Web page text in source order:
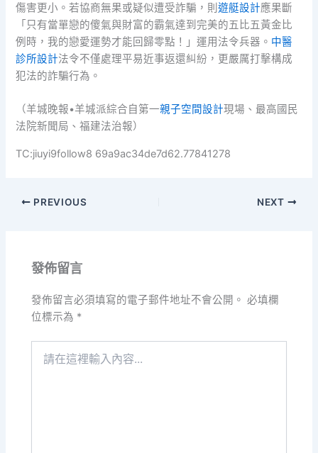
傷害更小。若協商無果或疑似遭受詐騙，則遊艇設計應果斷
「只有當單戀的傻氣與財富的霸氣達到完美的五比五黃金比
例時，我的戀愛運勢才能回歸零點！」運用法令兵器。 中醫
診所設計法令不僅處理平易近事返還糾紛，更嚴厲打擊構成
犯法的詐騙行為。
（羊城晚報•羊城派綜合自第一親子空間設計現場、最高國民
法院新聞局、福建法治報）
TC:jiuyi9follow8 69a9ac34de7d62.77841278
PREVIOUS NEXT
發佈留言
發佈留言必須填寫的電子郵件地址不會公開。 必填欄
位標示為 *